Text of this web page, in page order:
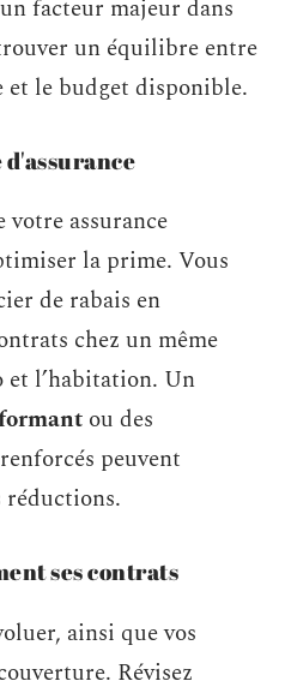
facteur majeur dans
un équilibre entre
le budget disponible.
assurance
la prime. Vous
de rabais en
chez un même
et l’habitation. Un
ou des
peuvent
réductions.
ses contrats
ainsi que vos
Révisez